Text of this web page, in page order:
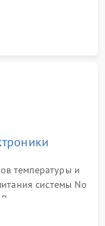
осушителя и
засоров.
температуры и
системы No
или замена